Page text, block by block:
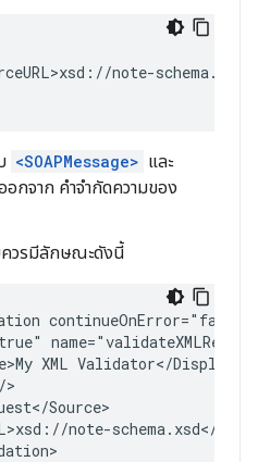
note-
<SOAPMessage> และ
อกจาก คำจำกัดความของ
ควรมีลักษณะดังนี้
continueOnError="false"
XML Validator</
>
Source>
note-schema.xsd</